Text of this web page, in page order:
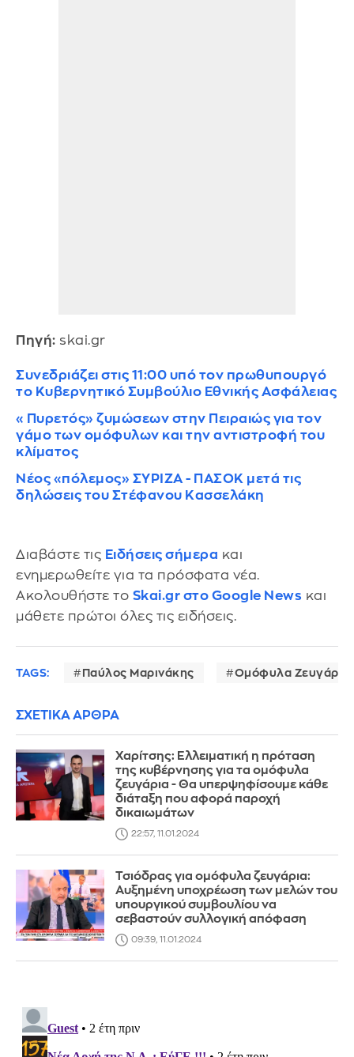
Πηγή: skai.gr
Συνεδριάζει στις 11:00 υπό τον πρωθυπουργό
το Κυβερνητικό Συμβούλιο Εθνικής Ασφάλειας
«Πυρετός» ζυμώσεων στην Πειραιώς για τον
γάμο των ομόφυλων και την αντιστροφή του
κλίματος
Νέος «πόλεμος» ΣΥΡΙΖΑ - ΠΑΣΟΚ μετά τις
δηλώσεις του Στέφανου Κασσελάκη
Διαβάστε τις Ειδήσεις σήμερα και
ενημερωθείτε για τα πρόσφατα νέα.
Ακολουθήστε το Skai.gr στο Google News και
μάθετε πρώτοι όλες τις ειδήσεις.
TAGS: Παύλος Μαρινάκης Ομόφυλα Ζευγάρια
ΣΧΕΤΙΚΑ ΑΡΘΡΑ
Χαρίτσης: Ελλειματική η πρόταση
της κυβέρνησης για τα ομόφυλα
ζευγάρια - Θα υπερψηφίσουμε κάθε
διάταξη που αφορά παροχή
δικαιωμάτων
22:57, 11.01.2024
Τσιόδρας για ομόφυλα ζευγάρια:
Αυξημένη υποχρέωση των μελών του
υπουργικού συμβουλίου να
σεβαστούν συλλογική απόφαση
09:39, 11.01.2024